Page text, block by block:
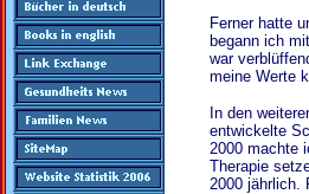
Ferner hatte
begann ich
war
meine Werte
In den
entwickelte
2000 machte
Therapie
2000 jährlich.